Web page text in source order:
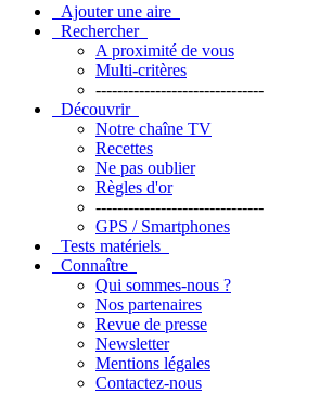
Ajouter une aire
Rechercher
A proximité de vous
Multi-critères
-------------------------------
Découvrir
Notre chaîne TV
Recettes
Ne pas oublier
Règles d'or
-------------------------------
GPS / Smartphones
Tests matériels
Connaître
Qui sommes-nous ?
Nos partenaires
Revue de presse
Newsletter
Mentions légales
Contactez-nous